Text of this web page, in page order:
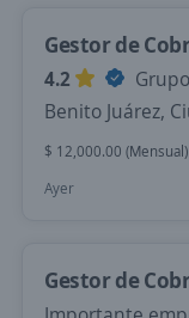
Gestor de
4.2
Benito Juárez,
$ 12,000.00 (Mensual)
Ayer
Gestor de